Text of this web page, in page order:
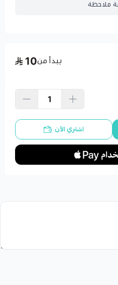
ملاحظة
يبدأ من10
اشتري الآن